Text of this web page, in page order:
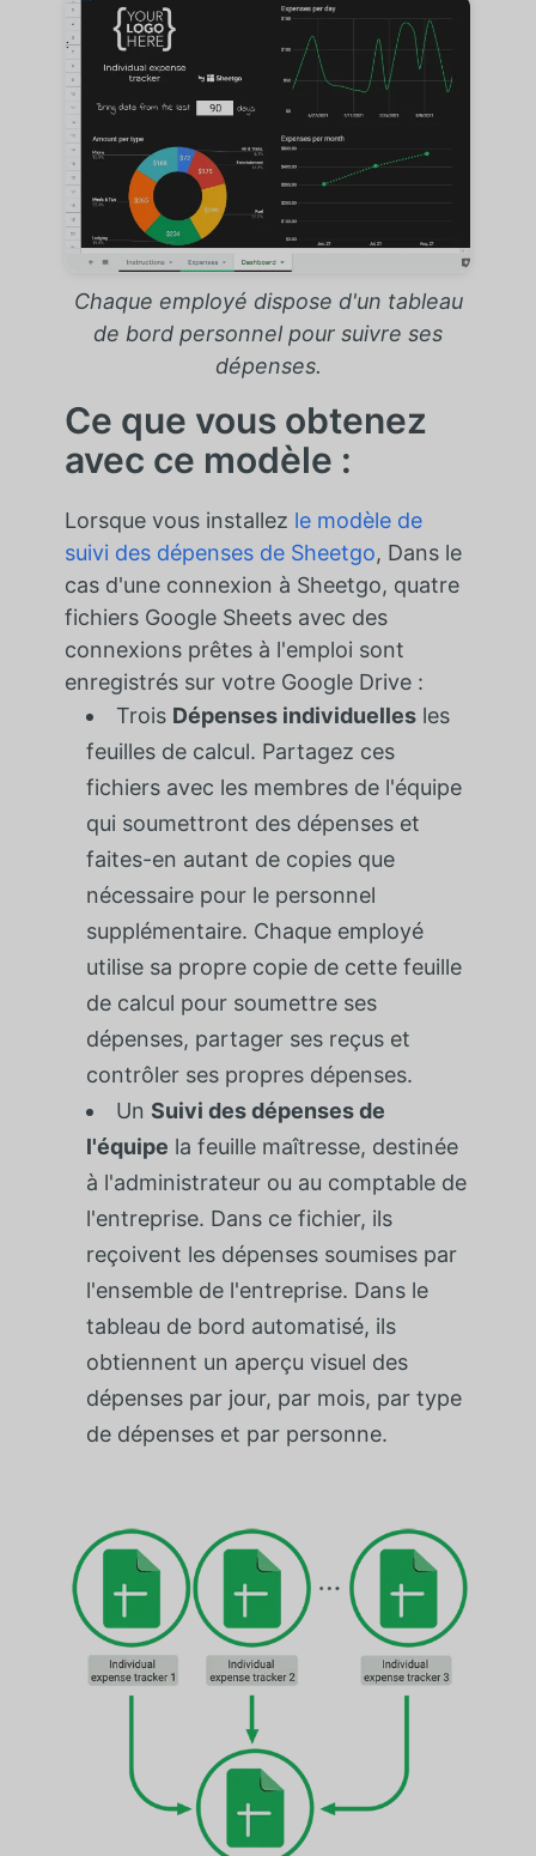
Chaque employé dispose d'un tableau
de bord personnel pour suivre ses
dépenses.
Ce que vous obtenez
avec ce modèle :
Lorsque vous installez le modèle de
suivi des dépenses de Sheetgo, Dans le
cas d'une connexion à Sheetgo, quatre
fichiers Google Sheets avec des
connexions prêtes à l'emploi sont
enregistrés sur votre Google Drive :
Trois Dépenses individuellesles
feuilles de calcul. Partagez ces
fichiers avec les membres de l'équipe
qui soumettront des dépenses et
faites-en autant de copies que
nécessaire pour le personnel
supplémentaire. Chaque employé
utilise sa propre copie de cette feuille
de calcul pour soumettre ses
dépenses, partager ses reçus et
contrôler ses propres dépenses.
Un Suivi des dépenses de
l'équipe la feuille maîtresse, destinée
à l'administrateur ou au comptable de
l'entreprise. Dans ce fichier, ils
reçoivent les dépenses soumises par
l'ensemble de l'entreprise. Dans le
tableau de bord automatisé, ils
obtiennent un aperçu visuel des
dépenses par jour, par mois, par type
de dépenses et par personne.